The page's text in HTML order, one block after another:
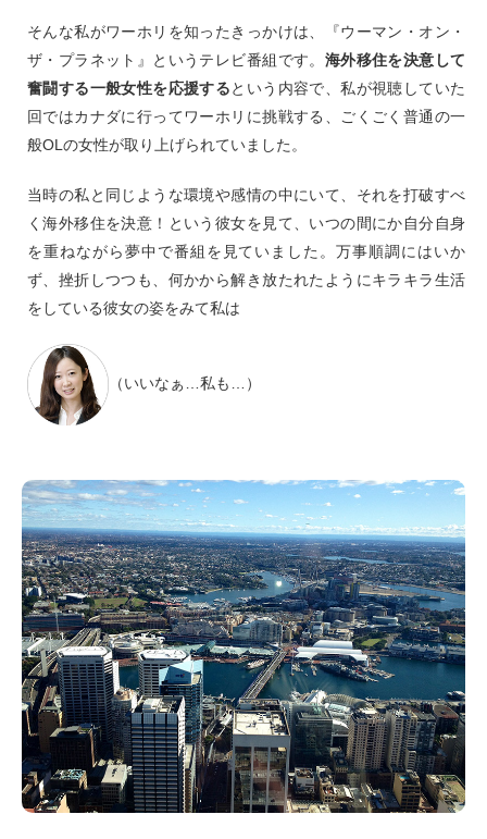
そんな私がワーホリを知ったきっかけは、『ウーマン・オン・
ザ・プラネット』というテレビ番組です。 海外移住を決意して
奮闘する一般女性を応援するという内容で、私が視聴していた
回ではカナダに行ってワーホリに挑戦する、ごくごく普通の一
般OLの女性が取り上げられていました。
当時の私と同じような環境や感情の中にいて、それを打破すべ
く海外移住を決意！という彼女を見て、いつの間にか自分自身
を重ねながら夢中で番組を見ていました。万事順調にはいか
ず、挫折しつつも、何かから解き放たれたようにキラキラ生活
をしている彼女の姿をみて私は
（いいなぁ…私も…）